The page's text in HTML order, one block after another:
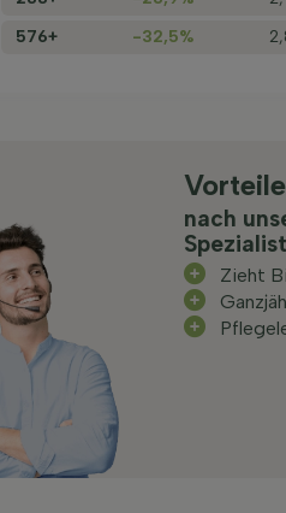
576+
-32,5%
Vorteile
nach
Zieht